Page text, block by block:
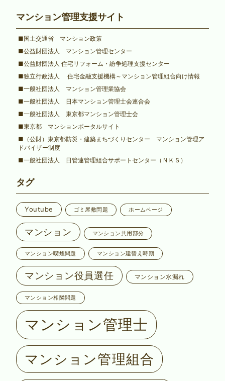
マンション管理支援サイト
■国土交通省 マンション政策
■公益財団法人 マンション管理センター
■公益財団法人 住宅リフォーム・紛争処理支援センター
■独立行政法人 住宅金融支援機構～マンション管理組合向け情報
■一般社団法人 マンション管理業協会
■一般社団法人 日本マンション管理士会連合会
■一般社団法人 東京都マンション管理士会
■東京都 マンションポータルサイト
■（公財）東京都防災・建築まちづくりセンター マンション管理ア
ドバイザー制度
■一般社団法人 日管連管理組合サポートセンター（ＮＫＳ）
タグ
Youtube ゴミ屋敷問題 ホームページ
マンション マンション共用部分
マンション喫煙問題 マンション建替え時期
マンション役員選任 マンション水漏れ
マンション相隣問題
マンション管理士
マンション管理組合